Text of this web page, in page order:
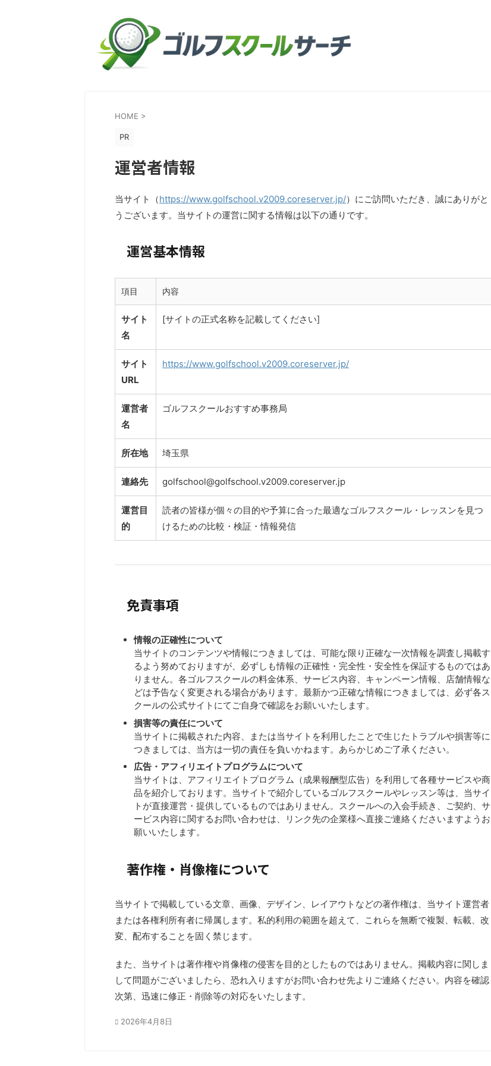
HOME >
PR
運営者情報
当サイト（https://www.golfschool.v2009.coreserver.jp/）にご訪問いただき、誠にありがと
うございます。当サイトの運営に関する情報は以下の通りです。
運営基本情報
項目 内容
サイト
名
[サイトの正式名称を記載してください]
サイト
URL
https://www.golfschool.v2009.coreserver.jp/
運営者
名
ゴルフスクールおすすめ事務局
所在地 埼玉県
連絡先 golfschool@golfschool.v2009.coreserver.jp
運営目
的
読者の皆様が個々の目的や予算に合った最適なゴルフスクール・レッスンを見つ
けるための比較・検証・情報発信
免責事項
情報の正確性について
当サイトのコンテンツや情報につきましては、可能な限り正確な一次情報を調査し掲載す
るよう努めておりますが、必ずしも情報の正確性・完全性・安全性を保証するものではあ
りません。各ゴルフスクールの料金体系、サービス内容、キャンペーン情報、店舗情報な
どは予告なく変更される場合があります。最新かつ正確な情報につきましては、必ず各ス
クールの公式サイトにてご自身で確認をお願いいたします。
損害等の責任について
当サイトに掲載された内容、または当サイトを利用したことで生じたトラブルや損害等に
つきましては、当方は一切の責任を負いかねます。あらかじめご了承ください。
広告・アフィリエイトプログラムについて
当サイトは、アフィリエイトプログラム（成果報酬型広告）を利用して各種サービスや商
品を紹介しております。当サイトで紹介しているゴルフスクールやレッスン等は、当サイ
トが直接運営・提供しているものではありません。スクールへの入会手続き、ご契約、サ
ービス内容に関するお問い合わせは、リンク先の企業様へ直接ご連絡くださいますようお
願いいたします。
著作権・肖像権について
当サイトで掲載している文章、画像、デザイン、レイアウトなどの著作権は、当サイト運営者
または各権利所有者に帰属します。私的利用の範囲を超えて、これらを無断で複製、転載、改
変、配布することを固く禁じます。
また、当サイトは著作権や肖像権の侵害を目的としたものではありません。掲載内容に関しま
して問題がございましたら、恐れ入りますがお問い合わせ先よりご連絡ください。内容を確認
次第、迅速に修正・削除等の対応をいたします。
2026年4月8日